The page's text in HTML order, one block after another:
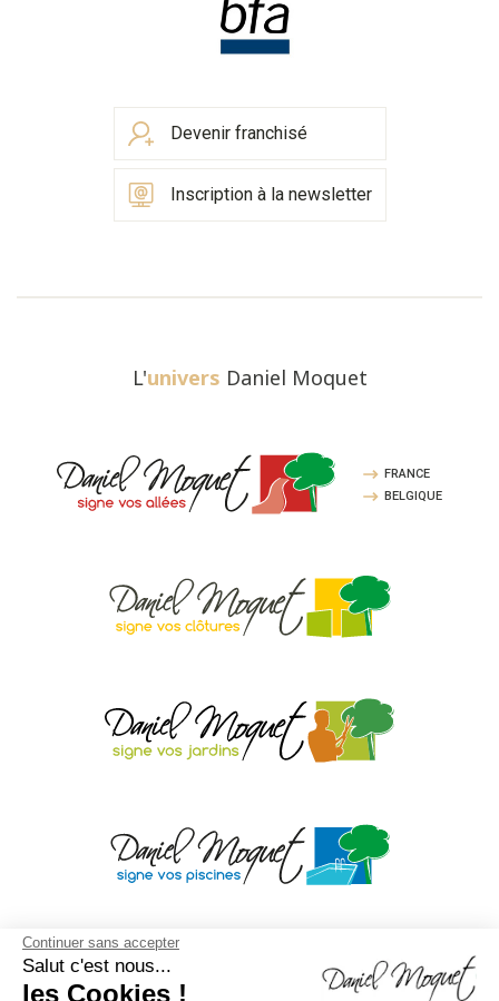
Continuer sans accepter
Salut c'est nous...
les Cookies !
Devenir franchisé
Inscription à la newsletter
L'univers Daniel Moquet
FRANCE
BELGIQUE